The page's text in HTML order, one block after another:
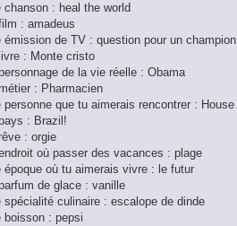
: heal the world
: amadeus
de TV : question pour un champion
: Monte cristo
de la vie réelle : Obama
: Pharmacien
que tu aimerais rencontrer : House
: Brazil!
: orgie
où passer des vacances : plage
où tu aimerais vivre : le futur
de glace : vanille
culinaire : escalope de dinde
: pepsi